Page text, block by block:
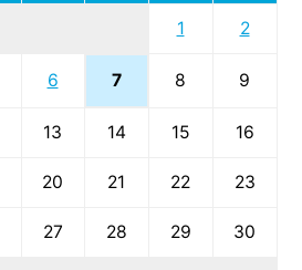
1 2
6 7 8 9
13 14 15 16
20 21 22 23
27 28 29 30